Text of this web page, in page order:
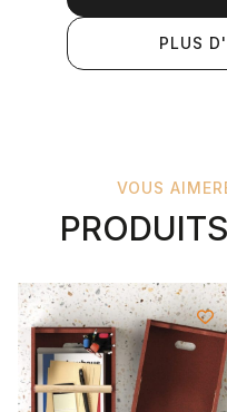
PLUS
VOUS